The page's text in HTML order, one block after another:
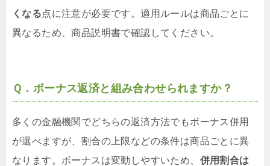
くなる点に注意が必要です。適用ルールは商品ごとに
異なるため、商品説明書で確認してください。
Ｑ．ボーナス返済と組み合わせられますか？
多くの金融機関でどちらの返済方法でもボーナス併用
が選べますが、割合の上限などの条件は商品ごとに異
なります。ボーナスは変動しやすいため、 併用割合は